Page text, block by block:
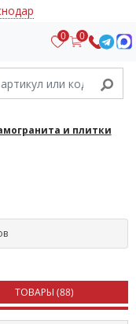
0 0
и плитки
ТОВАРЫ (88)